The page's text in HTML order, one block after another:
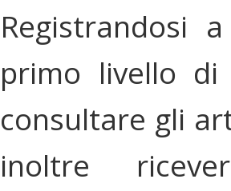
Registrandosi
primo livello
consultare gli
inoltre